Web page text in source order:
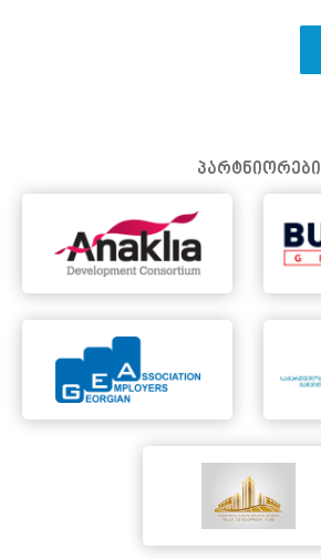
პარტნიორები